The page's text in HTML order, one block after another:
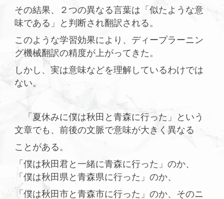
その結果、２つの異なる言葉は「似たような意
味である」と判断され翻訳される。
このような学習効果により、ディープラーニン
グ機械翻訳の精度が上がってきた。
しかし、実は意味などを理解しているわけでは
ない。
「夏休みに僕は秋田と青森に行った」という
文章でも、前後の文脈で意味が大きく異なる
ことがある。
「僕は秋田君と一緒に青森に行った」のか、
「僕は秋田県と青森県に行った」のか、
「僕は秋田市と青森市に行った」のか、そのニ